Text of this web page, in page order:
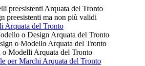
preesistenti Arquata del Tronto
preesistenti ma non più validi
Arquata del Tronto
o Design Arquata del Tronto
o Modello Arquata del Tronto
Modelli Arquata del Tronto
per Marchi Arquata del Tronto